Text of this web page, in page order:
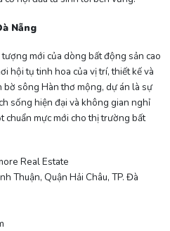
Nẵng
tượng mới của dòng bất động sản cao
hội tụ tinh hoa của vị trí, thiết kế và
sông Hàn thơ mộng, dự án là sự
sống hiện đại và không gian nghỉ
mực mới cho thị trường bất
Real Estate
Thuận, Quận Hải Châu, TP. Đà